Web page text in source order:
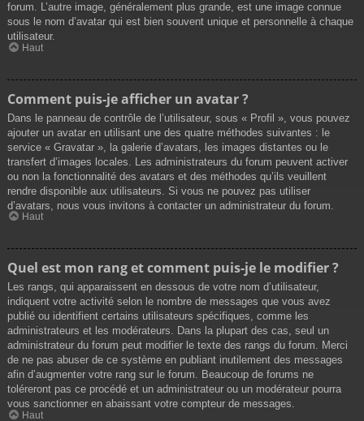
forum. L’autre image, généralement plus grande, est une image connue
sous le nom d’avatar qui est bien souvent unique et personnelle à chaque
utilisateur.
Haut
Comment puis-je afficher un avatar ?
Dans le panneau de contrôle de l’utilisateur, sous « Profil », vous pouvez
ajouter un avatar en utilisant une des quatre méthodes suivantes : le
service « Gravatar », la galerie d’avatars, les images distantes ou le
transfert d’images locales. Les administrateurs du forum peuvent activer
ou non la fonctionnalité des avatars et des méthodes qu’ils veuillent
rendre disponible aux utilisateurs. Si vous ne pouvez pas utiliser
d’avatars, nous vous invitons à contacter un administrateur du forum.
Haut
Quel est mon rang et comment puis-je le modifier ?
Les rangs, qui apparaissent en dessous de votre nom d’utilisateur,
indiquent votre activité selon le nombre de messages que vous avez
publié ou identifient certains utilisateurs spécifiques, comme les
administrateurs et les modérateurs. Dans la plupart des cas, seul un
administrateur du forum peut modifier le texte des rangs du forum. Merci
de ne pas abuser de ce système en publiant inutilement des messages
afin d’augmenter votre rang sur le forum. Beaucoup de forums ne
toléreront pas ce procédé et un administrateur ou un modérateur pourra
vous sanctionner en abaissant votre compteur de messages.
Haut